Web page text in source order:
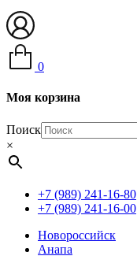
0
Моя корзина
Поиск
×
+7 (989) 241-16-80
+7 (989) 241-16-00
Новороссийск
Анапа